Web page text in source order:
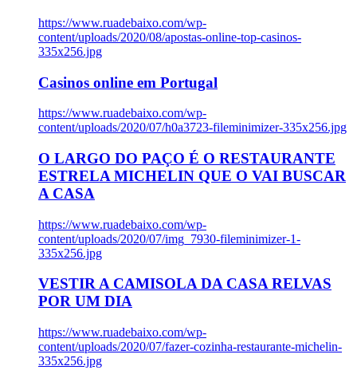
https://www.ruadebaixo.com/wp-
content/uploads/2020/08/apostas-online-top-casinos-
335x256.jpg
Casinos online em Portugal
https://www.ruadebaixo.com/wp-
content/uploads/2020/07/h0a3723-fileminimizer-335x256.jpg
O LARGO DO PAÇO É O RESTAURANTE
ESTRELA MICHELIN QUE O VAI BUSCAR
A CASA
https://www.ruadebaixo.com/wp-
content/uploads/2020/07/img_7930-fileminimizer-1-
335x256.jpg
VESTIR A CAMISOLA DA CASA RELVAS
POR UM DIA
https://www.ruadebaixo.com/wp-
content/uploads/2020/07/fazer-cozinha-restaurante-michelin-
335x256.jpg